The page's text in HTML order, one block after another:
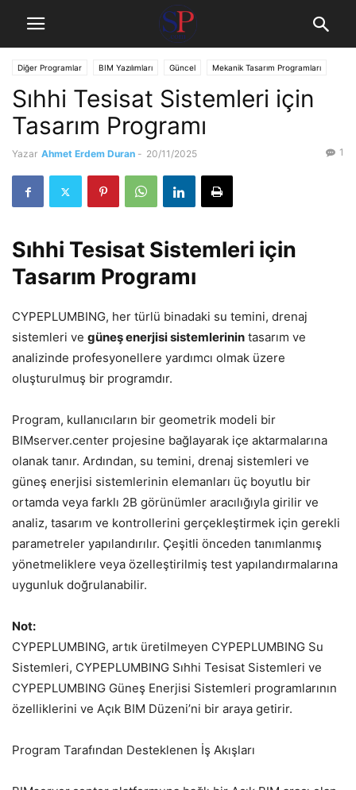
Diğer Programlar BIM Yazılımları Güncel Mekanik Tasarım Programları
Tasarım ve Detaylandırma Programları
Sıhhi Tesisat Sistemleri için
Tasarım Programı
Yazar Ahmet Erdem Duran - 20/11/2025 1
Sıhhi Tesisat Sistemleri için
Tasarım Programı
CYPEPLUMBING, her türlü binadaki su temini, drenaj
sistemleri ve güneş enerjisi sistemlerinin tasarım ve
analizinde profesyonellere yardımcı olmak üzere
oluşturulmuş bir programdır.
Program, kullanıcıların bir geometrik modeli bir
BIMserver.center projesine bağlayarak içe aktarmalarına
olanak tanır. Ardından, su temini, drenaj sistemleri ve
güneş enerjisi sistemlerinin elemanları üç boyutlu bir
ortamda veya farklı 2B görünümler aracılığıyla girilir ve
analiz, tasarım ve kontrollerini gerçekleştirmek için gerekli
parametreler yapılandırılır. Çeşitli önceden tanımlanmış
yönetmeliklere veya özelleştirilmiş test yapılandırmalarına
uygunluk doğrulanabilir.
Not:
CYPEPLUMBING, artık üretilmeyen CYPEPLUMBING Su
Sistemleri, CYPEPLUMBING Sıhhi Tesisat Sistemleri ve
CYPEPLUMBING Güneş Enerjisi Sistemleri programlarının
özelliklerini ve Açık BIM Düzeni’ni bir araya getirir.
Program Tarafından Desteklenen İş Akışları